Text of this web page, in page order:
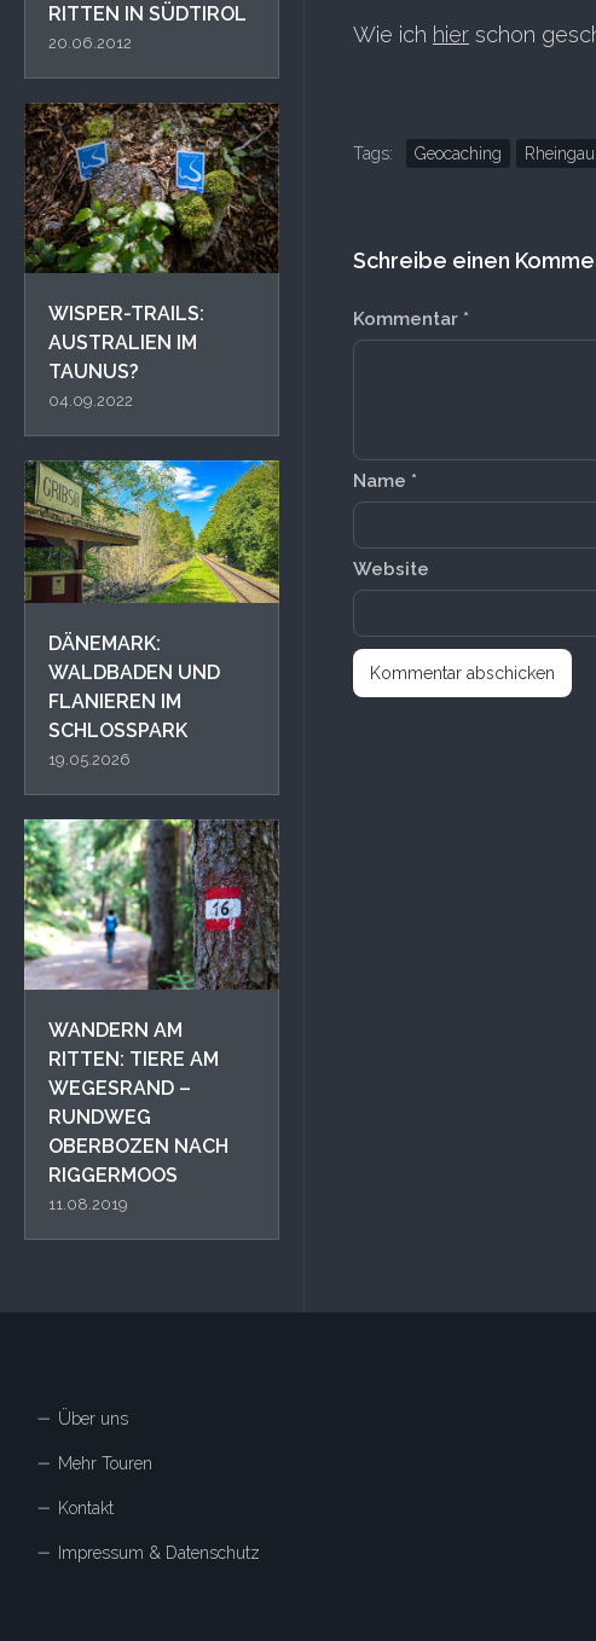
RITTEN IN SÜDTIROL
20.06.2012
WISPER-TRAILS:
AUSTRALIEN IM
TAUNUS?
04.09.2022
DÄNEMARK:
WALDBADEN UND
FLANIEREN IM
SCHLOSSPARK
19.05.2026
WANDERN AM
RITTEN: TIERE AM
WEGESRAND –
RUNDWEG
OBERBOZEN NACH
RIGGERMOOS
11.08.2019
Wie ich hier schon
Tags: Geocaching
Schreibe einen
Kommentar *
Name *
Website
Über uns
Mehr Touren
Kontakt
Impressum & Datenschutz